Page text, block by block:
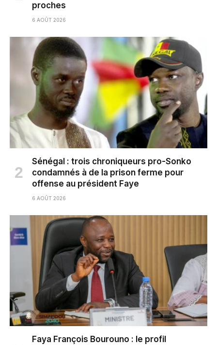
proches
6 AOÛT 2026
Sénégal : trois chroniqueurs pro-Sonko
condamnés à de la prison ferme pour
offense au président Faye
6 AOÛT 2026
Faya François Bourouno : le profil